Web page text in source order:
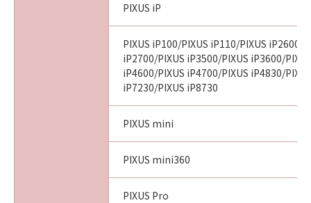
PIXUS iP
PIXUS iP100/PIXUS iP110/PIXUS iP2600/
iP2700/PIXUS iP3500/PIXUS iP3600/
iP4600/PIXUS iP4700/PIXUS iP4830/
iP7230/PIXUS iP8730
PIXUS mini
PIXUS mini360
PIXUS Pro